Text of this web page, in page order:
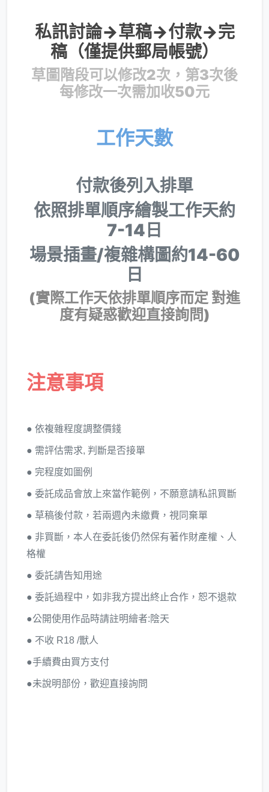
私訊討論→草稿→付款→完
稿（僅提供郵局帳號）
草圖階段可以修改2次，第3次後
每修改一次需加收50元
工作天數
付款後列入排單
依照排單順序繪製工作天約
7-14日
場景插畫/複雜構圖約14-60
日
(實際工作天依排單順序而定 對進
度有疑惑歡迎直接詢問)
注意事項
● 依複雜程度調整價錢
● 需評估需求, 判斷是否接單
● 完程度如圖例
● 委託成品會放上來當作範例，不願意請私訊買斷
● 草稿後付款，若兩週內未繳費，視同棄單
● 非買斷，本人在委託後仍然保有著作財產權、人
格權
● 委託請告知用途
● 委託過程中，如非我方提出終止合作，恕不退款
●公開使用作品時請註明繪者:陰天
● 不收 R18 /獸人
●手續費由買方支付
●未說明部份，歡迎直接詢問